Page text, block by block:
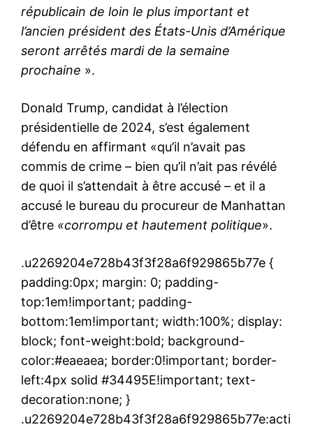
républicain de loin le plus important et
l’ancien président des États-Unis d’Amérique
seront arrêtés mardi de la semaine
prochaine ».
Donald Trump, candidat à l’élection
présidentielle de 2024, s’est également
défendu en affirmant «qu’il n’avait pas
commis de crime – bien qu’il n’ait pas révélé
de quoi il s’attendait à être accusé – et il a
accusé le bureau du procureur de Manhattan
d’être «corrompu et hautement politique».
.u2269204e728b43f3f28a6f929865b77e {
padding:0px; margin: 0; padding-
top:1em!important; padding-
bottom:1em!important; width:100%; display:
block; font-weight:bold; background-
color:#eaeaea; border:0!important; border-
left:4px solid #34495E!important; text-
decoration:none; }
.u2269204e728b43f3f28a6f929865b77e:acti